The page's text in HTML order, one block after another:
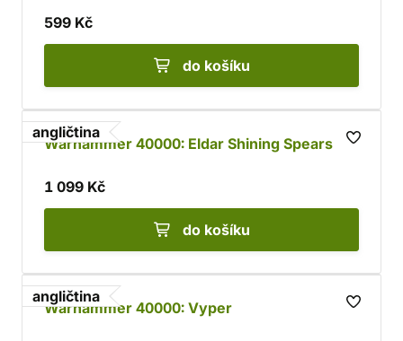
599 Kč
do košíku
angličtina
Warhammer 40000: Eldar Shining Spears
1 099 Kč
do košíku
angličtina
Warhammer 40000: Vyper